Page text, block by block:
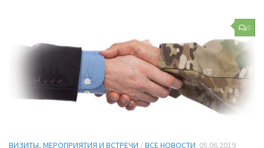
0
ВИЗИТЫ, МЕРОПРИЯТИЯ И ВСТРЕЧИ /ВСЕ НОВОСТИ 05.06.2019